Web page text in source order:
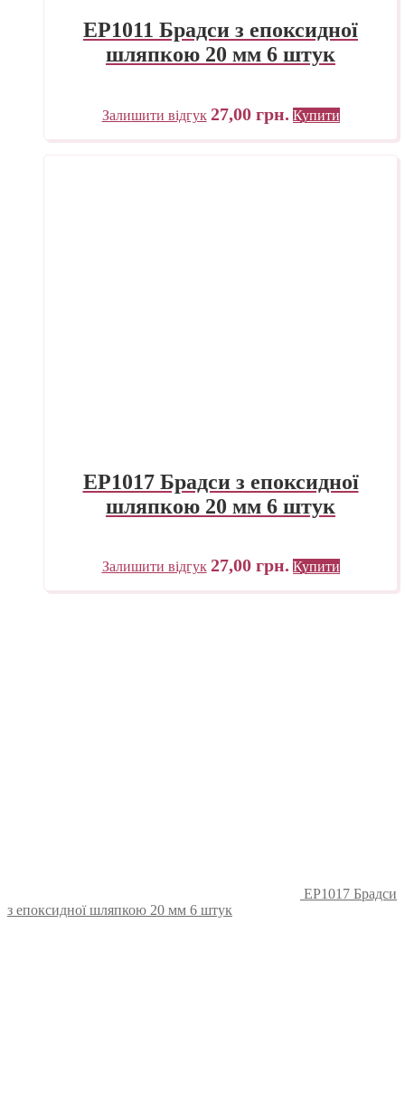
EP1011 Брадси з епоксидної
шляпкою 20 мм 6 штук
Залишити відгук 27,00 грн. Купити
EP1017 Брадси з епоксидної
шляпкою 20 мм 6 штук
Залишити відгук 27,00 грн. Купити
EP1017 Брадси
з епоксидної шляпкою 20 мм 6 штук